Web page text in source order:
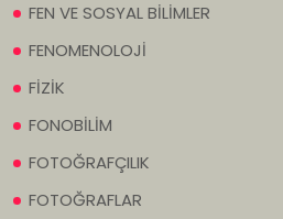
FEN VE SOSYAL BİLİMLER
FENOMENOLOJİ
FİZİK
FONOBİLİM
FOTOĞRAFÇILIK
FOTOĞRAFLAR